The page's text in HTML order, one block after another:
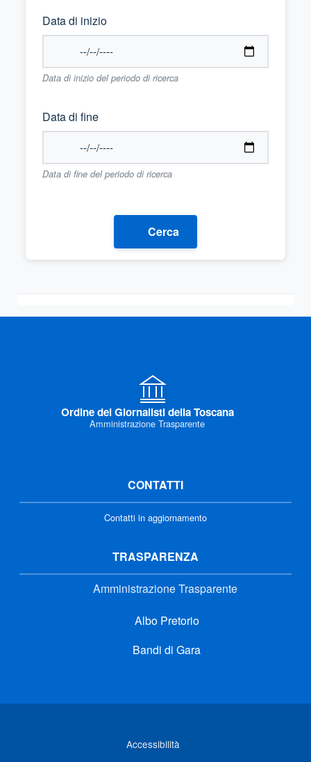
Data di inizio
Data di inizio del periodo di ricerca
Data di fine
Data di fine del periodo di ricerca
Cerca
Ordine dei Giornalisti della Toscana
Amministrazione Trasparente
CONTATTI
Contatti in aggiornamento
TRASPARENZA
Amministrazione Trasparente
Albo Pretorio
Bandi di Gara
Accessibilità